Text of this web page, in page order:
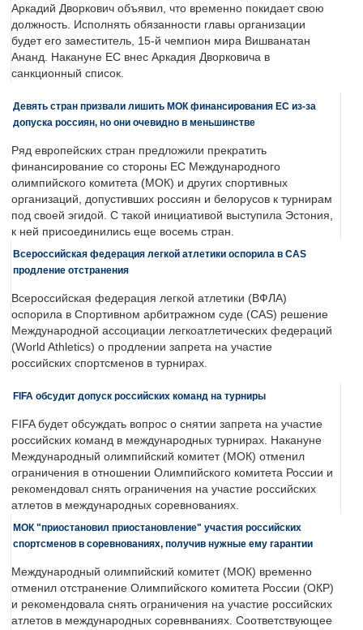
Аркадий Дворкович объявил, что временно покидает свою
должность. Исполнять обязанности главы организации
будет его заместитель, 15-й чемпион мира Вишванатан
Ананд. Накануне ЕС внес Аркадия Дворковича в
санкционный список.
Девять стран призвали лишить МОК финансирования ЕС из-за
допуска россиян, но они очевидно в меньшинстве
Ряд европейских стран предложили прекратить
финансирование со стороны ЕС Международного
олимпийского комитета (МОК) и других спортивных
организаций, допустивших россиян и белорусов к турнирам
под своей эгидой. С такой инициативой выступила Эстония,
к ней присоединились еще восемь стран.
Всероссийская федерация легкой атлетики оспорила в CAS
продление отстранения
Всероссийская федерация легкой атлетики (ВФЛА)
оспорила в Спортивном арбитражном суде (CAS) решение
Международной ассоциации легкоатлетических федераций
(World Athletics) о продлении запрета на участие
российских спортсменов в турнирах.
FIFA обсудит допуск российских команд на турниры
FIFA будет обсуждать вопрос о снятии запрета на участие
российских команд в международных турнирах. Накануне
Международный олимпийский комитет (МОК) отменил
ограничения в отношении Олимпийского комитета России и
рекомендовал снять ограничения на участие российских
атлетов в международных соревнованиях.
МОК "приостановил приостановление" участия российских
спортсменов в соревнованиях, получив нужные ему гарантии
Международный олимпийский комитет (МОК) временно
отменил отстранение Олимпийского комитета России (ОКР)
и рекомендовала снять ограничения на участие российских
атлетов в международных соревнваниях. Соответствующее